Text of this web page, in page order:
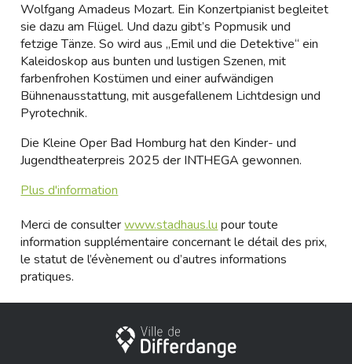
Wolfgang Amadeus Mozart. Ein Konzertpianist begleitet
sie dazu am Flügel. Und dazu gibt’s Popmusik und
fetzige Tänze. So wird aus „Emil und die Detektive“ ein
Kaleidoskop aus bunten und lustigen Szenen, mit
farbenfrohen Kostümen und einer aufwändigen
Bühnenausstattung, mit ausgefallenem Lichtdesign und
Pyrotechnik.
Die Kleine Oper Bad Homburg hat den Kinder- und
Jugendtheaterpreis 2025 der INTHEGA gewonnen.
Plus d'information
Merci de consulterwww.stadhaus.lu pour toute
information supplémentaire concernant le détail des prix,
le statut de l’évènement ou d’autres informations
pratiques.
Ville de Differdange